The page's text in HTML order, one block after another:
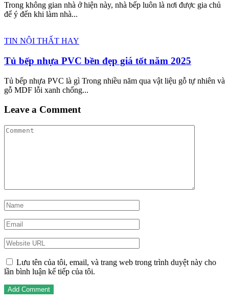
Trong không gian nhà ở hiện này, nhà bếp luôn là nơi được gia chủ
để ý đến khi làm nhà...
TIN NỘI THẤT HAY
Tủ bếp nhựa PVC bền đẹp giá tốt năm 2025
Tủ bếp nhựa PVC là gì Trong nhiều năm qua vật liệu gỗ tự nhiên và
gỗ MDF lỗi xanh chống...
Leave a Comment
Lưu tên của tôi, email, và trang web trong trình duyệt này cho
lần bình luận kế tiếp của tôi.